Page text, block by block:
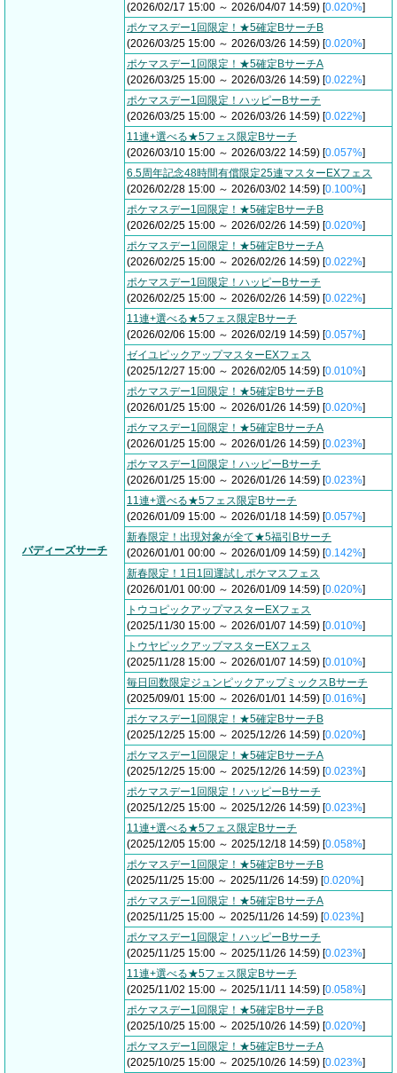
バディーズサーチ
(2026/02/17 15:00 ～ 2026/04/07 14:59) [0.020%]
ポケマスデー1回限定！★5確定BサーチB
(2026/03/25 15:00 ～ 2026/03/26 14:59) [0.020%]
ポケマスデー1回限定！★5確定BサーチA
(2026/03/25 15:00 ～ 2026/03/26 14:59) [0.022%]
ポケマスデー1回限定！ハッピーBサーチ
(2026/03/25 15:00 ～ 2026/03/26 14:59) [0.022%]
11連+選べる★5フェス限定Bサーチ
(2026/03/10 15:00 ～ 2026/03/22 14:59) [0.057%]
6.5周年記念48時間有償限定25連マスターEXフェス
(2026/02/28 15:00 ～ 2026/03/02 14:59) [0.100%]
ポケマスデー1回限定！★5確定BサーチB
(2026/02/25 15:00 ～ 2026/02/26 14:59) [0.020%]
ポケマスデー1回限定！★5確定BサーチA
(2026/02/25 15:00 ～ 2026/02/26 14:59) [0.022%]
ポケマスデー1回限定！ハッピーBサーチ
(2026/02/25 15:00 ～ 2026/02/26 14:59) [0.022%]
11連+選べる★5フェス限定Bサーチ
(2026/02/06 15:00 ～ 2026/02/19 14:59) [0.057%]
ゼイユピックアップマスターEXフェス
(2025/12/27 15:00 ～ 2026/02/05 14:59) [0.010%]
ポケマスデー1回限定！★5確定BサーチB
(2026/01/25 15:00 ～ 2026/01/26 14:59) [0.020%]
ポケマスデー1回限定！★5確定BサーチA
(2026/01/25 15:00 ～ 2026/01/26 14:59) [0.023%]
ポケマスデー1回限定！ハッピーBサーチ
(2026/01/25 15:00 ～ 2026/01/26 14:59) [0.023%]
11連+選べる★5フェス限定Bサーチ
(2026/01/09 15:00 ～ 2026/01/18 14:59) [0.057%]
新春限定！出現対象が全て★5福引Bサーチ
(2026/01/01 00:00 ～ 2026/01/09 14:59) [0.142%]
新春限定！1日1回運試しポケマスフェス
(2026/01/01 00:00 ～ 2026/01/09 14:59) [0.020%]
トウコピックアップマスターEXフェス
(2025/11/30 15:00 ～ 2026/01/07 14:59) [0.010%]
トウヤピックアップマスターEXフェス
(2025/11/28 15:00 ～ 2026/01/07 14:59) [0.010%]
毎日回数限定ジュンピックアップミックスBサーチ
(2025/09/01 15:00 ～ 2026/01/01 14:59) [0.016%]
ポケマスデー1回限定！★5確定BサーチB
(2025/12/25 15:00 ～ 2025/12/26 14:59) [0.020%]
ポケマスデー1回限定！★5確定BサーチA
(2025/12/25 15:00 ～ 2025/12/26 14:59) [0.023%]
ポケマスデー1回限定！ハッピーBサーチ
(2025/12/25 15:00 ～ 2025/12/26 14:59) [0.023%]
11連+選べる★5フェス限定Bサーチ
(2025/12/05 15:00 ～ 2025/12/18 14:59) [0.058%]
ポケマスデー1回限定！★5確定BサーチB
(2025/11/25 15:00 ～ 2025/11/26 14:59) [0.020%]
ポケマスデー1回限定！★5確定BサーチA
(2025/11/25 15:00 ～ 2025/11/26 14:59) [0.023%]
ポケマスデー1回限定！ハッピーBサーチ
(2025/11/25 15:00 ～ 2025/11/26 14:59) [0.023%]
11連+選べる★5フェス限定Bサーチ
(2025/11/02 15:00 ～ 2025/11/11 14:59) [0.058%]
ポケマスデー1回限定！★5確定BサーチB
(2025/10/25 15:00 ～ 2025/10/26 14:59) [0.020%]
ポケマスデー1回限定！★5確定BサーチA
(2025/10/25 15:00 ～ 2025/10/26 14:59) [0.023%]